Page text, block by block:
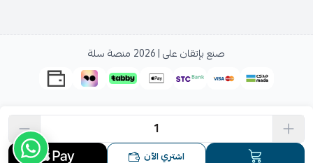
اشتري الآن
صنع بإتقان على | 2026 منصة سلة